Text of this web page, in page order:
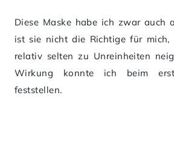
Diese Maske habe ich zwar auch
ist sie nicht die Richtige für mich,
relativ selten zu Unreinheiten
Wirkung konnte ich beim
feststellen.